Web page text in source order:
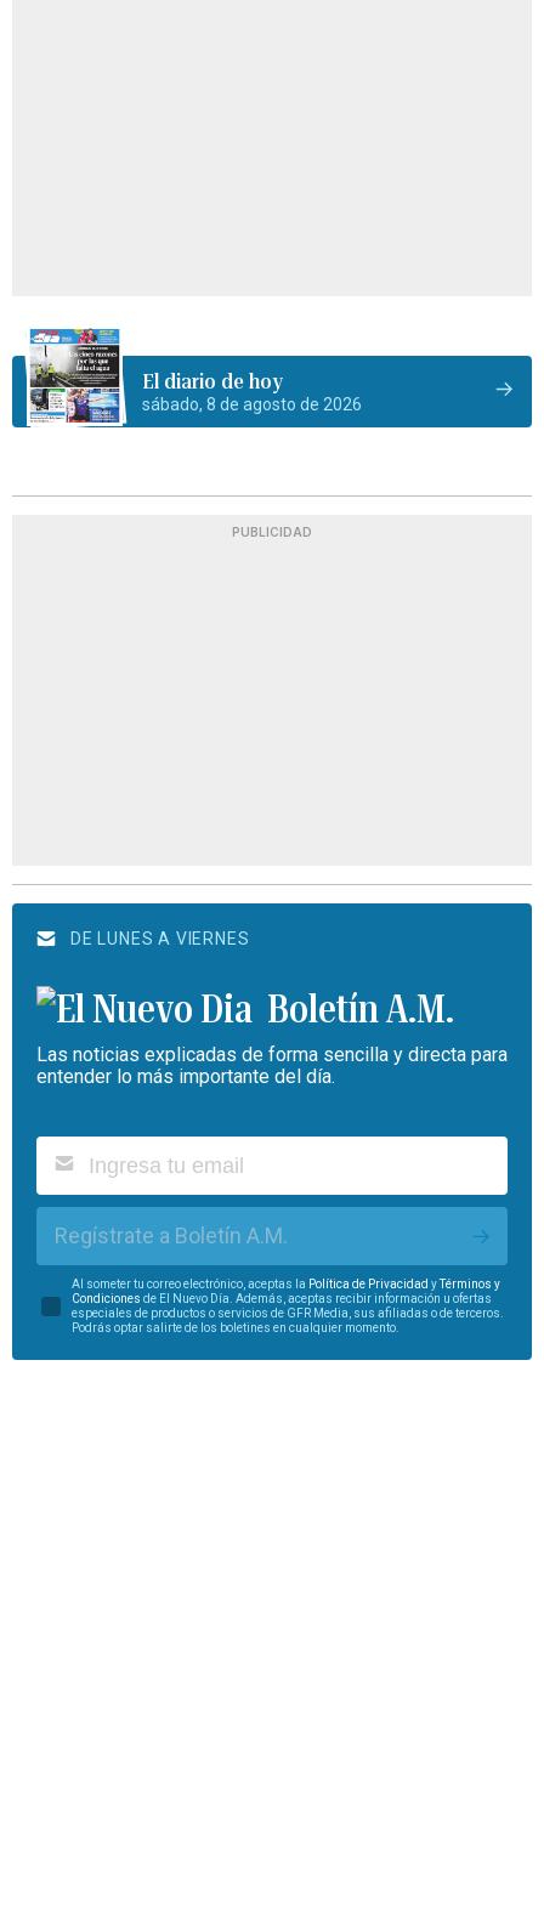
El diario de hoy
sábado, 8 de agosto de 2026
PUBLICIDAD
DE LUNES A VIERNES
Boletín A.M.
Las noticias explicadas de forma sencilla y directa para
entender lo más importante del día.
Regístrate a Boletín A.M.
Al someter tu correo electrónico, aceptas la Política de Privacidad y
Términos y
Condiciones de El Nuevo Día. Además, aceptas recibir información u ofertas
especiales de productos o servicios de GFR Media, sus afiliadas o de terceros.
Podrás optar salirte de los boletines en cualquier momento.